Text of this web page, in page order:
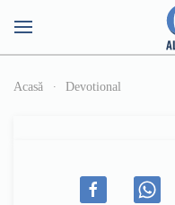
Acasă Devotional